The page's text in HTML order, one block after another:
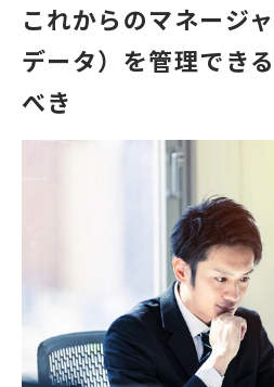
これからのマネージ
データ）を管理でき
べき